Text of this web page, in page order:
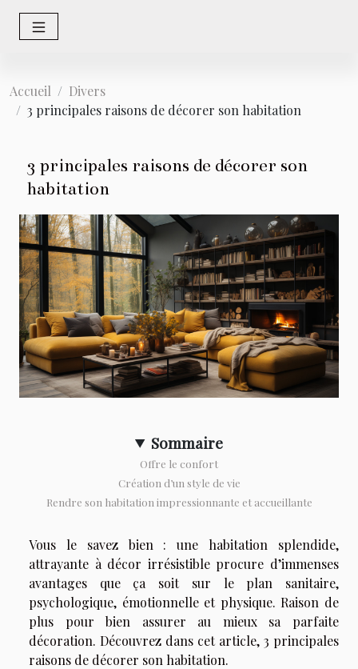
Accueil
Divers
3 principales raisons de décorer son habitation
3 principales raisons de décorer son
habitation
Sommaire
Offre le confort
Création d’un style de vie
Rendre son habitation impressionnante et accueillante
Vous le savez bien : une habitation splendide,
attrayante à décor irrésistible procure d’immenses
avantages que ça soit sur le plan sanitaire,
psychologique, émotionnelle et physique. Raison de
plus pour bien assurer au mieux sa parfaite
décoration. Découvrez dans cet article, 3 principales
raisons de décorer son habitation.